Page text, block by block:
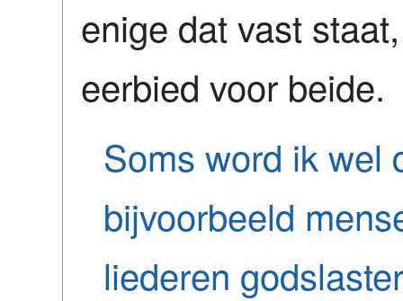
enige dat vast
eerbied voor beide.
Soms word ik wel
bijvoorbeeld
liederen